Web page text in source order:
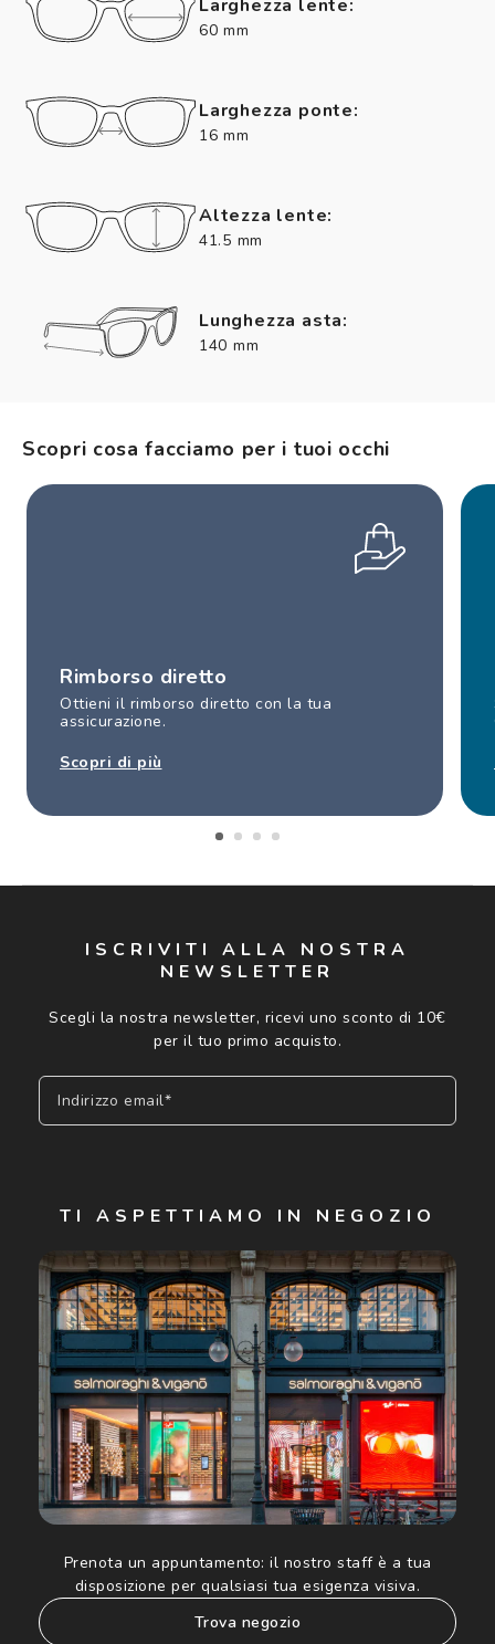
Larghezza lente:
60 mm
Larghezza ponte:
16 mm
Altezza lente:
41.5 mm
Lunghezza asta:
140 mm
Scopri cosa facciamo per i tuoi occhi
Rimborso diretto
Ottieni il rimborso diretto con la tua
assicurazione.
Scopri di più
ISCRIVITI ALLA NOSTRA
NEWSLETTER
Scegli la nostra newsletter, ricevi uno sconto di 10€
per il tuo primo acquisto.
Indirizzo email*
Cliccando su "Iscriviti", confermo di avere più di 16 anni e
acconsento all'utilizzo dei miei Dati Personali da parte di
Luxottica Group S.p.A. per l'invio di offerte speciali, novità
ed altre comunicazioni di carattere pubblicitario (consultare
Informativa sulla privacyper ulteriori informazioni).
TI ASPETTIAMO IN NEGOZIO
Prenota un appuntamento: il nostro staff è a tua
disposizione per qualsiasi tua esigenza visiva.
trova negozio